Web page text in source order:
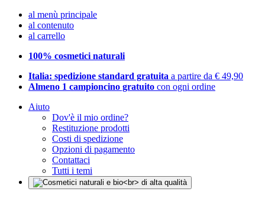
al menù principale
al contenuto
al carrello
100% cosmetici naturali
Italia: spedizione standard gratuita a partire da € 49,90
Almeno 1 campioncino gratuito con ogni ordine
Aiuto
Dov'è il mio ordine?
Restituzione prodotti
Costi di spedizione
Opzioni di pagamento
Contattaci
Tutti i temi